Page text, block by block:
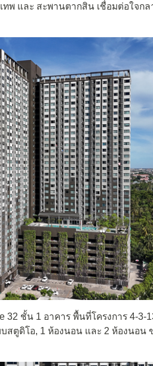
ทพ และ สะพานตากสิน เชื่อมต่อใจก
32 ชั้น 1 อาคาร พื้นที่โครงการ 4-3-
สตูดิโอ, 1 ห้องนอน และ 2 ห้องนอน